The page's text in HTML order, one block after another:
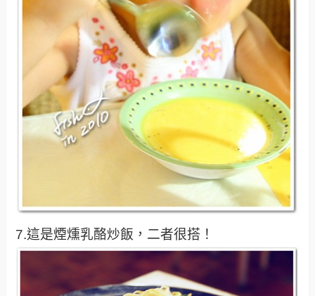
7.這是煙燻乳酪炒飯，二者很搭！